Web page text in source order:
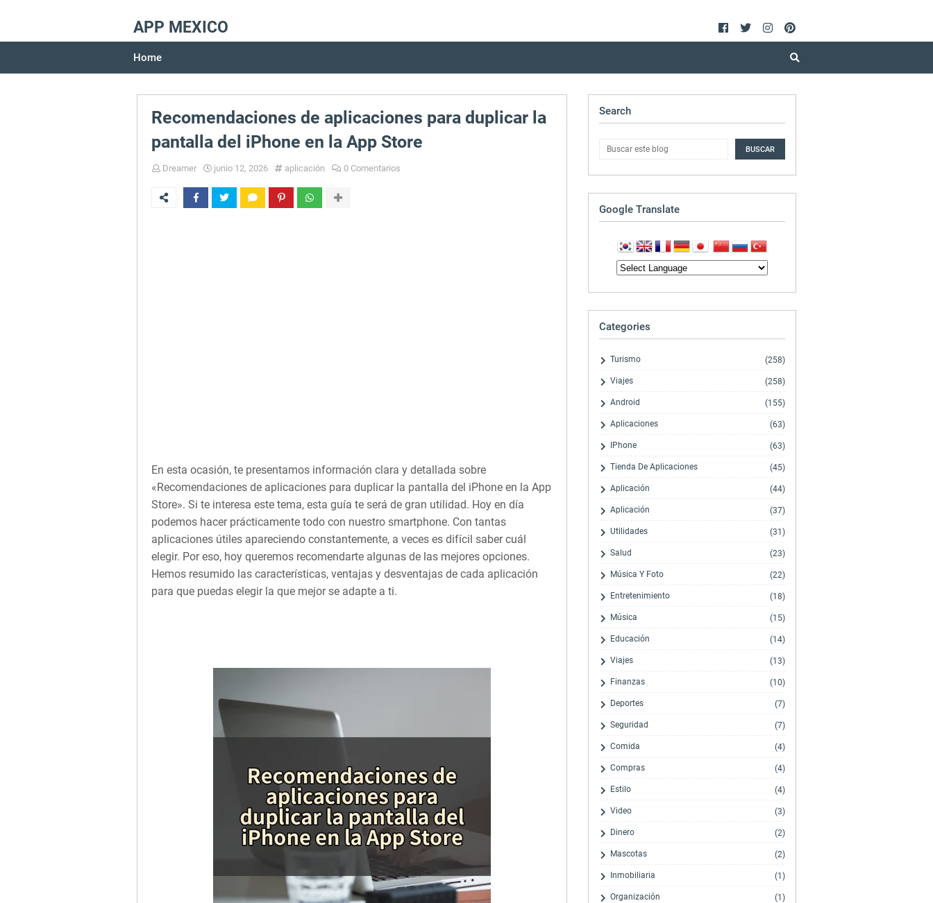
APP MEXICO
Home
Recomendaciones de aplicaciones para duplicar la
pantalla del iPhone en la App Store
Dreamer junio 12, 2026 aplicación 0 Comentarios
En esta ocasión, te presentamos información clara y detallada sobre
«Recomendaciones de aplicaciones para duplicar la pantalla del iPhone en la App
Store». Si te interesa este tema, esta guía te será de gran utilidad. Hoy en día
podemos hacer prácticamente todo con nuestro smartphone. Con tantas
aplicaciones útiles apareciendo constantemente, a veces es difícil saber cuál
elegir. Por eso, hoy queremos recomendarte algunas de las mejores opciones.
Hemos resumido las características, ventajas y desventajas de cada aplicación
para que puedas elegir la que mejor se adapte a ti.
Search
Google Translate
Categories
Turismo (258)
Viajes (258)
Android (155)
Aplicaciones (63)
IPhone (63)
Tienda De Aplicaciones (45)
Aplicación (44)
Aplicación (37)
Utilidades (31)
Salud (23)
Música Y Foto (22)
Entretenimiento (18)
Música (15)
Educación (14)
Viajes (13)
Finanzas (10)
Deportes (7)
Seguridad (7)
Comida (4)
Compras (4)
Estilo (4)
Video (3)
Dinero (2)
Mascotas (2)
Inmobiliaria (1)
Organización (1)